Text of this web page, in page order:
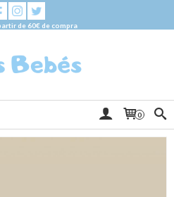
de 60€ de compra
0